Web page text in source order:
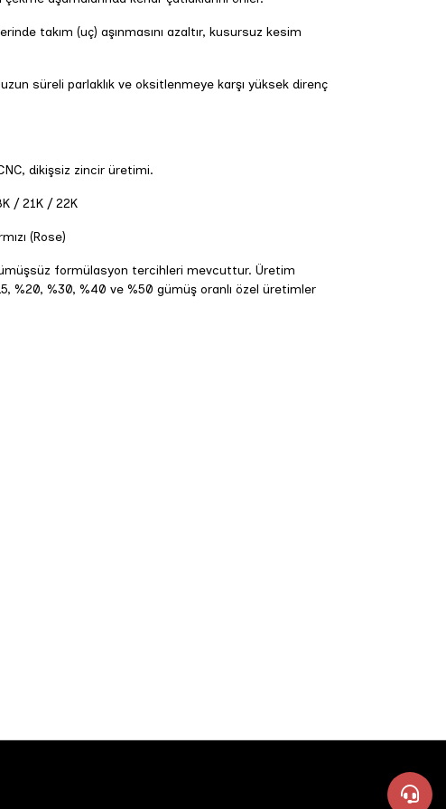
takım (uç) aşınmasını azaltır, kusursuz kesim
süreli parlaklık ve oksitlenmeye karşı yüksek direnç
dikişsiz zincir üretimi.
/ 21K / 22K
(Rose)
formülasyon tercihleri mevcuttur. Üretim
%20, %30, %40 ve %50 gümüş oranlı özel üretimler